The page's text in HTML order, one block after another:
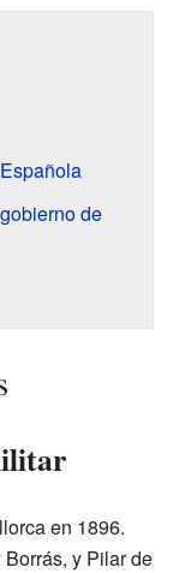
de
en 1896.
y Pilar de